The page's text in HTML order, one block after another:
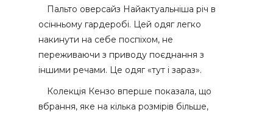
Пальто оверсайз Найактуальніша річ в
осінньому гардеробі. Цей одяг легко
накинути на себе поспіхом, не
переживаючи з приводу поєднання з
іншими речами. Це одяг «тут і зараз».
Колекція Кензо вперше показала, що
вбрання, яке на кілька розмірів більше,